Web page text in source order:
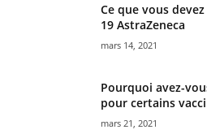
Ce que vous
19 AstraZeneca
mars 14, 2021
Pourquoi avez-
pour certains
mars 21, 2021